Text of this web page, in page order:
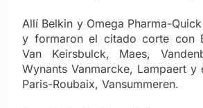
Allí Belkin y Omega Pharma-
y formaron el citado corte con
Van Keirsbulck, Maes,
Wynants Vanmarcke, Lampaert y
Paris-Roubaix, Vansummeren.